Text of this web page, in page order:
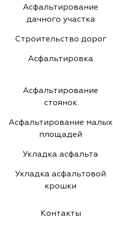
Асфальтирование
дачного участка
Строительство дорог
Асфальтировка
Асфальтирование
стоянок
Асфальтирование малых
площадей
Укладка асфальта
Укладка асфальтовой
крошки
Контакты